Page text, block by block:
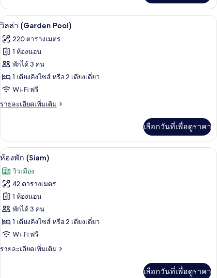
เกี่ยว
กับ
ห้อง
ท
(Garden
เปิด
ภาพถ่าย
ทั้งหมด
ของ
วิลล่า
(Garden
Pool)
วิลล่า (Garden Pool) | เครื่องนอนระ
4
วิลล่า (Garden Pool)
220 ตารางเมตร
1 ห้องนอน
พักได้ 3 คน
1 เตียงคิงไซส์ หรือ 2 เตียงเดี่ยว
Wi-Fi ฟรี
รายละเอียดเพิ่มเติม
ราย
เกี่ยว
กับ
วิลล่า
Pool)
เลือกวันที่เพื่อดูราคา
เปิด
ภาพถ่าย
ทั้งหมด
ของ
ห้อง
พัก
(Siam)
5
ห้องพัก (Siam)
วิวเมือง
42 ตารางเมตร
1 ห้องนอน
พักได้ 3 คน
1 เตียงคิงไซส์ หรือ 2 เตียงเดี่ยว
Wi-Fi ฟรี
รายละเอียดเพิ่มเติม
ราย
เลือกวันที่เพื่อดูราคา